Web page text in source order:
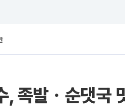
, 족발ㆍ순댓